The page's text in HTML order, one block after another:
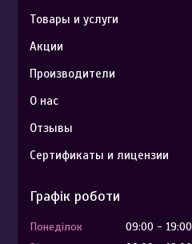
Товары и услуги
Акции
Производители
О нас
Отзывы
Сертификаты и лицензии
Графік роботи
Понеділок 09:00
19:00